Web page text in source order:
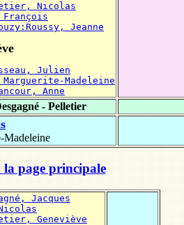
Nicolas
Jeanne
Julien
Madeleine
Anne
- Pelletier
Madeleine
la page principale
Jacques
Geneviève